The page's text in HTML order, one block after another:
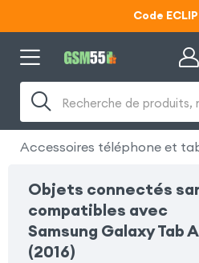
Code
Lunettes
Recherche de produits,
Accessoires téléphone et
Objets connectés
compatibles avec
Samsung Galaxy Tab
(2016)